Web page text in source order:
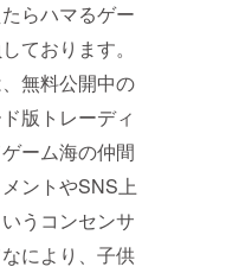
らハマるゲー
ております。
無料公開中の
版トレーディ
ーム海の仲間
ントやSNS上
うコンセンサ
により、子供